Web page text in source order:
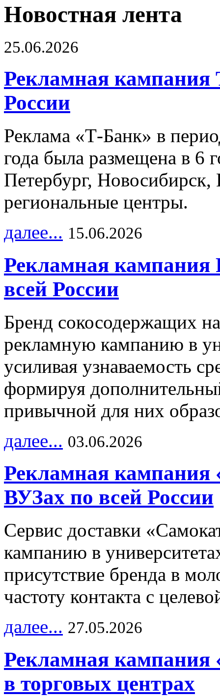
Новостная лента
25.06.2026
Рекламная кампания
России
Реклама «Т-Банк» в
года была размещена в 6
Петербург,
региональные центры.
далее... 15.06.2026
Рекламная
всей России
Бренд сокосодержащих
рекламную кампанию в
усиливая узнаваемость
формируя
привычной для них
далее... 03.06.2026
Рекламная кампания
ВУЗах по всей России
Сервис доставки
кампанию в
присутствие бренда в
частоту контакта с
далее... 27.05.2026
Рекламная кампания
в торговых центрах